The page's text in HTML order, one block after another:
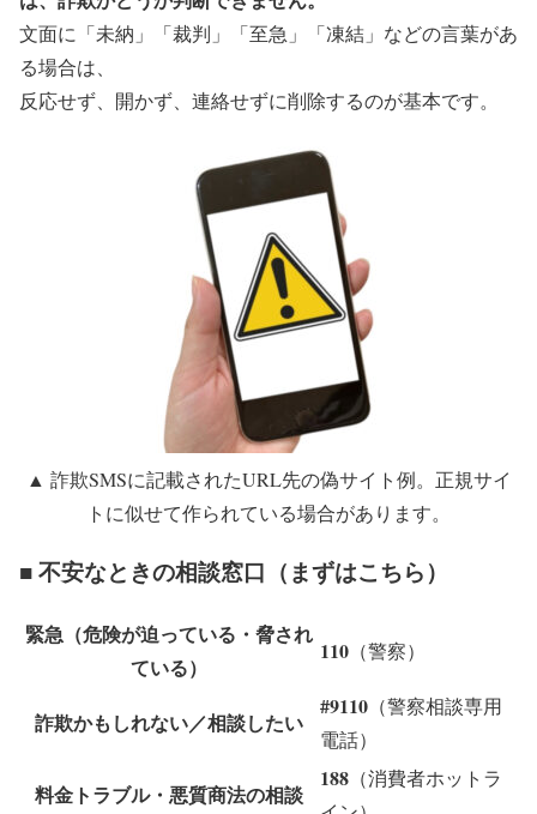
文面に「未納」「裁判」「至急」「凍結」などの言葉があ
る場合は、
反応せず、開かず、連絡せずに削除するのが基本です。
▲ 詐欺SMSに記載されたURL先の偽サイト例。正規サイ
トに似せて作られている場合があります。
■ 不安なときの相談窓口（まずはこちら）
緊急（危険が迫っている・脅され
ている）
110 （警察）
詐欺かもしれない／相談したい
#9110 （警察相談専用
電話）
料金トラブル・悪質商法の相談
188 （消費者ホットラ